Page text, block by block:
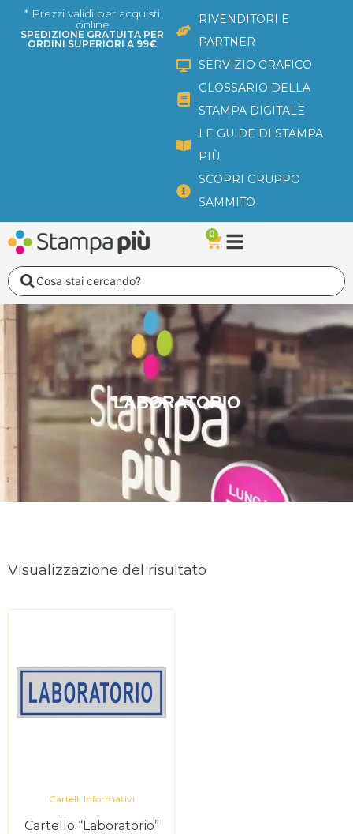
* Prezzi validi per acquisti
online
SPEDIZIONE GRATUITA PER
ORDINI SUPERIORI A 99€
RIVENDITORI E
PARTNER
SERVIZIO GRAFICO
GLOSSARIO DELLA
STAMPA DIGITALE
LE GUIDE DI STAMPA
PIÙ
SCOPRI GRUPPO
SAMMITO
0
Carrello
Search
...
LABORATORIO
Visualizzazione del risultato
Cartelli Informativi
Cartello “Laboratorio”